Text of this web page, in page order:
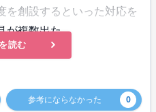
を創設するといった対応を
が複数出た。
読む
参考にならなかった 0